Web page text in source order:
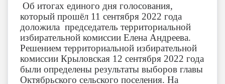
Об итогах единого дня голосования,
который прошёл 11 сентября 2022 года
доложила председатель территориальной
избирательной комиссии Елена Андреева.
Решением территориальной избирательной
комиссии Крыловская 12 сентября 2022 года
были определены результаты выборов главы
Октябрьского сельского поселения. На